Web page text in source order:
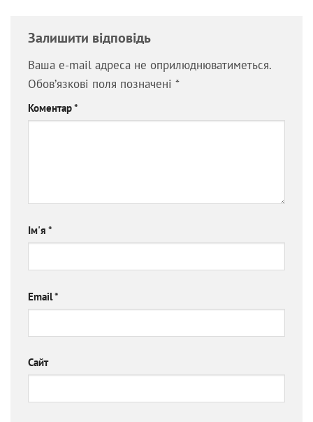
Залишити відповідь
Ваша e-mail адреса не оприлюднюватиметься.
Обов’язкові поля позначені *
Коментар*
Ім'я *
Email*
Сайт